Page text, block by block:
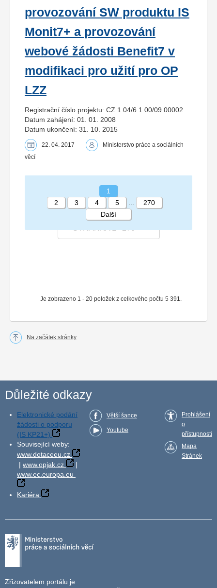
provozování SW produktu IS
Monit7+ a provozování
webové žádosti Benefit7 v
modifikaci pro užití pro OP
LZZ
Registrační číslo projektu: CZ.1.04/6.1.00/09.00002
Datum zahájení: 01. 01. 2008
Datum ukončení: 31. 10. 2015
22. 04. 2017
Ministerstvo práce a sociálních
věcí
Je zobrazeno 1 - 20 položek z celkového počtu 5 391.
1
2
3 4 5
270
Další
Na začátek stránky
Důležité odkazy
Elektronické podání
žádosti o podporu
(IS KP21+)
Související weby:
www.dotaceeu.cz
| www.opjak.cz
|
www.ec.europa.eu
Kariéra
Větší šance
Youtube
Prohlášení
o
přístupnosti
Mapa
Stránek
Zřizovatelem portálu je